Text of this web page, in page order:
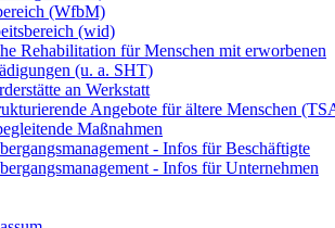
(WfbM)
(wid)
Rehabilitation für Menschen mit erworbenen
(u. a. SHT)
an Werkstatt
Angebote für ältere Menschen
Maßnahmen
- Infos für Beschäftigte
- Infos für Unternehmen